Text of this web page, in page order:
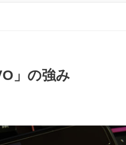
」の強み